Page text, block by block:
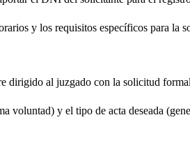
y los requisitos específicos para la
dirigido al juzgado con la solicitud
y el tipo de acta deseada